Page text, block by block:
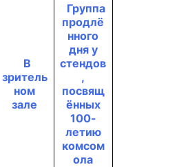
В
зритель
ном
зале
Группа
продлё
нного
дня у
стендов
,
посвящ
ённых
100-
летию
комсом
ола